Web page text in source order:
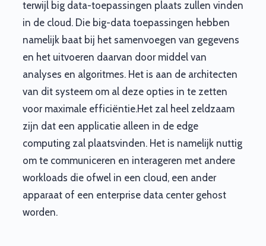
terwijl big data-toepassingen plaats zullen vinden
in de cloud. Die big-data toepassingen hebben
namelijk baat bij het samenvoegen van gegevens
en het uitvoeren daarvan door middel van
analyses en algoritmes. Het is aan de architecten
van dit systeem om al deze opties in te zetten
voor maximale efficiëntie.Het zal heel zeldzaam
zijn dat een applicatie alleen in de edge
computing zal plaatsvinden. Het is namelijk nuttig
om te communiceren en interageren met andere
workloads die ofwel in een cloud, een ander
apparaat of een enterprise data center gehost
worden.